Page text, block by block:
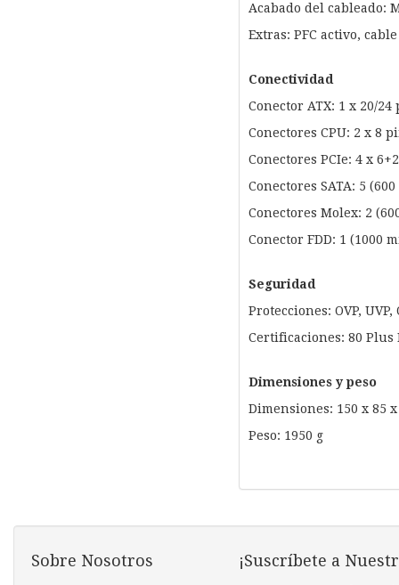
Acabado del cableado:
Extras: PFC activo,
Conectividad
Conector ATX: 1 x 20/24
Conectores CPU: 2 x 8
Conectores PCIe: 4 x
Conectores SATA: 5
Conectores Molex: 2
Conector FDD: 1 (1000
Seguridad
Protecciones: OVP, UVP,
Certificaciones: 80 Plus
Dimensiones y peso
Dimensiones: 150 x 85
Peso: 1950 g
Sobre Nosotros ¡Suscríbete a